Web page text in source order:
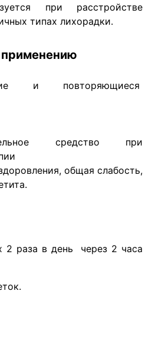
при расстройстве
типах лихорадки.
и повторяющиеся
средство при
общая слабость,
2 раза в день через 2 часа